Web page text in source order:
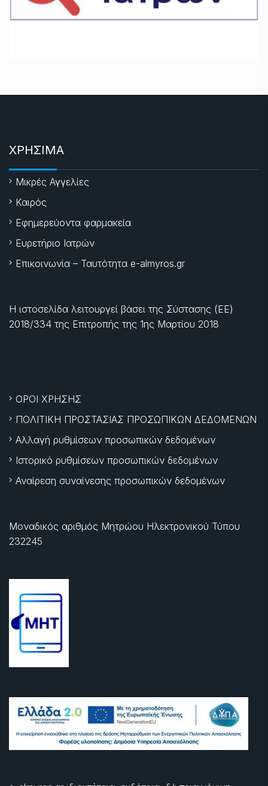
ΧΡΗΣΙΜΑ
Μικρές Αγγελίες
Καιρός
Εφημερεύοντα φαρμακεία
Ευρετήριο Ιατρών
Επικοινωνία – Ταυτότητα e-almyros.gr
Η ιστοσελίδα λειτουργεί βάσει της Σύστασης (ΕΕ)
2018/334 της Επιτροπής της 1ης Μαρτίου 2018
ΟΡΟΙ ΧΡΗΣΗΣ
ΠΟΛΙΤΙΚΗ ΠΡΟΣΤΑΣΙΑΣ ΠΡΟΣΩΠΙΚΩΝ ΔΕΔΟΜΕΝΩΝ
Αλλαγή ρυθμίσεων προσωπικών δεδομένων
Ιστορικό ρυθμίσεων προσωπικών δεδομένων
Αναίρεση συναίνεσης προσωπικών δεδομένων
Μοναδικός αριθμός Μητρώου Ηλεκτρονικού Τύπου
232245